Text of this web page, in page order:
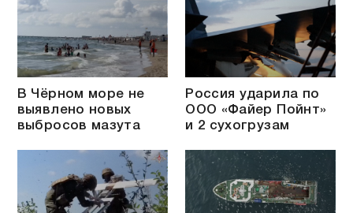
В Чёрном море не
выявлено новых
выбросов мазута
Россия ударила по
ООО «Файер Пойнт»
и 2 сухогрузам